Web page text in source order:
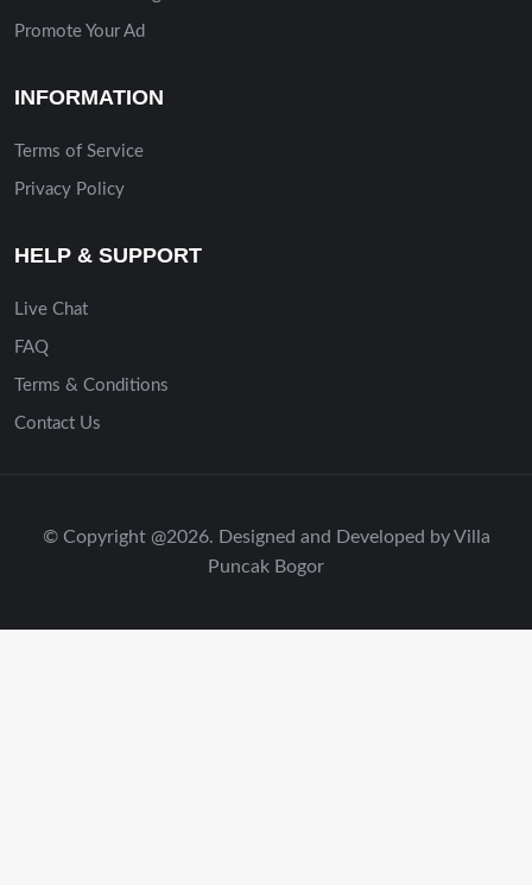
Promote Your Ad
INFORMATION
Terms of Service
Privacy Policy
HELP & SUPPORT
Live Chat
FAQ
Terms & Conditions
Contact Us
© Copyright @2026. Designed and Developed by Villa
Puncak Bogor